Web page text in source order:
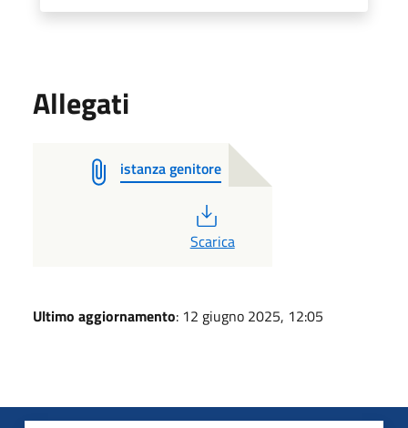
Allegati
istanza genitore
PDF
Scarica
Ultimo aggiornamento: 12 giugno 2025, 12:05